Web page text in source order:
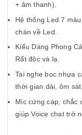
+ âm thanh).
Hệ thống Led 7
chán về Led.
Kiểu Dáng Phong
Rất độc và lạ.
Tai nghe bọc nhựa
thời gian dài, ôm
Mic cứng cáp, chắc
giúp Voice chat trở